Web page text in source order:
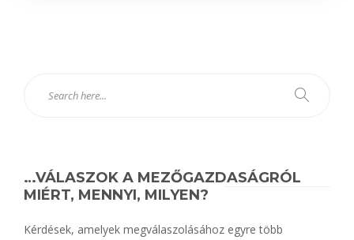
…VÁLASZOK A MEZŐGAZDASÁGRÓL
MIÉRT, MENNYI, MILYEN?
Kérdések, amelyek megválaszolásához egyre több